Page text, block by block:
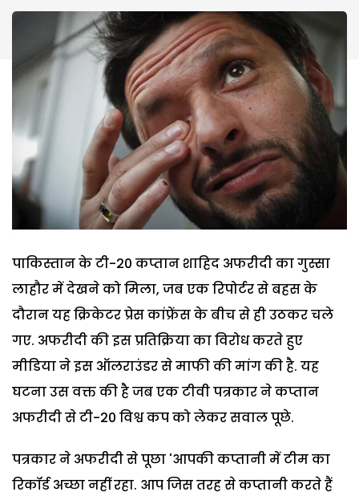
पाकिस्तान के टी-20 कप्तान शाहिद अफरीदी का गुस्सा
लाहौर में देखने को मिला, जब एक रिपोर्टर से बहस के
दौरान यह क्रिकेटर प्रेस कांफ्रेंस के बीच से ही उठकर चले
गए. अफरीदी की इस प्रतिक्रिया का विरोध करते हुए
मीडिया ने इस ऑलराउंडर से माफी की मांग की है. यह
घटना उस वक्त की है जब एक टीवी पत्रकार ने कप्तान
अफरीदी से टी-20 विश्व कप को लेकर सवाल पूछे.
पत्रकार ने अफरीदी से पूछा 'आपकी कप्तानी में टीम का
रिकॉर्ड अच्छा नहीं रहा. आप जिस तरह से कप्तानी करते हैं